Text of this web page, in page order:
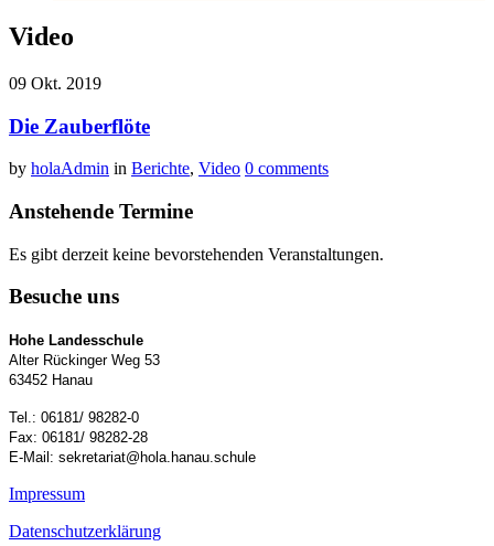
Video
09 Okt. 2019
Die Zauberflöte
by holaAdmin in Berichte, Video 0 comments
Anstehende Termine
Es gibt derzeit keine bevorstehenden Veranstaltungen.
Besuche uns
Hohe Landesschule
Alter Rückinger Weg 53
63452 Hanau
Tel.: 06181/ 98282-0
Fax: 06181/ 98282-28
E-Mail: sekretariat@hola.hanau.schule
Impressum
Datenschutzerklärung